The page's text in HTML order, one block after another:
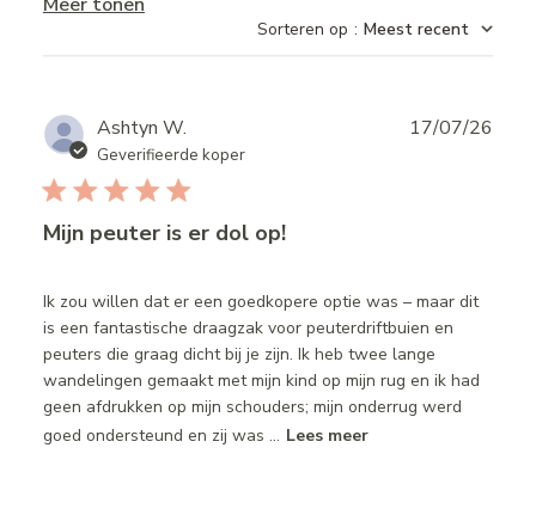
Sorteren op : Meest recent
Ashtyn W.
Geverifieerde koper
Mijn peuter is er dol op!
Ik zou willen dat er een goedkopere optie was – maar dit
is een fantastische draagzak voor peuterdriftbuien en
peuters die graag dicht bij je zijn. Ik heb twee lange
wandelingen gemaakt met mijn kind op mijn rug en ik had
geen afdrukken op mijn schouders; mijn onderrug werd
goed ondersteund en zij was ... Lees meer
17/07/26